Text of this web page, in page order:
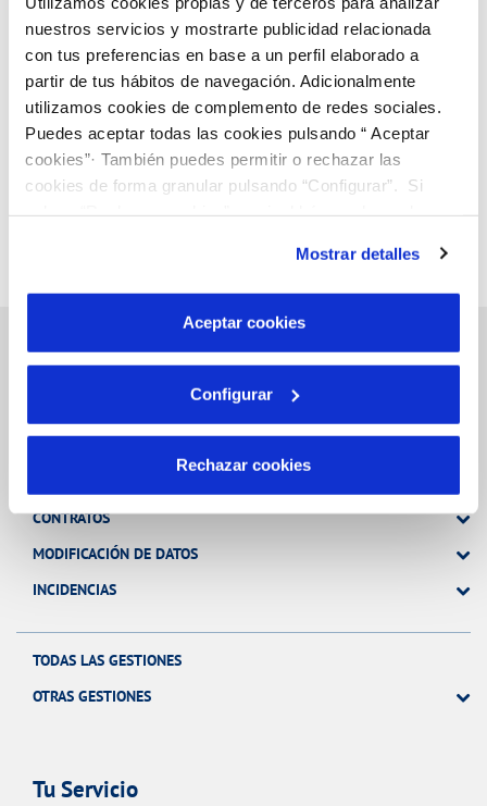
nuestros servicios y mostrarte publicidad relacionada
con tus preferencias en base a un perfil elaborado a
partir de tus hábitos de navegación. Adicionalmente
utilizamos cookies de complemento de redes sociales.
Puedes aceptar todas las cookies pulsando “ Aceptar
cookies”· También puedes permitir o rechazar las
cookies de forma granular pulsando “Configurar”. Si
son indispensables para que el sitio web funcione y que
por tanto no se pueden desactivar. Puedes consultar
más información en nuestraPolítica de Cookies
Mostrar detalles
Aceptar cookies
Configurar
Rechazar cookies
Gestiones Online
CONTRATOS
MODIFICACIÓN DE DATOS
INCIDENCIAS
TODAS LAS GESTIONES
OTRAS GESTIONES
Tu Servicio